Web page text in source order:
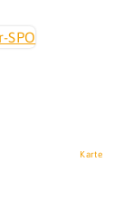
Karte